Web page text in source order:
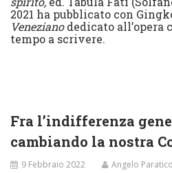
2021 ha pubblicato con
Venezianodedicato all’opera
tempo a scrivere.
Fra l’indifferenza
cambiando la nostra
9 Febbraio 2022 Angelo Paratico